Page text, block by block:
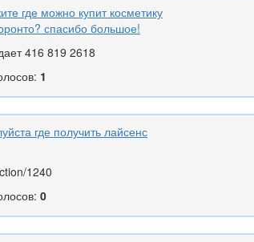
где можно купит косметику
спасибо большое!
416 819 2618
1
где получить лайсенс
1240
0